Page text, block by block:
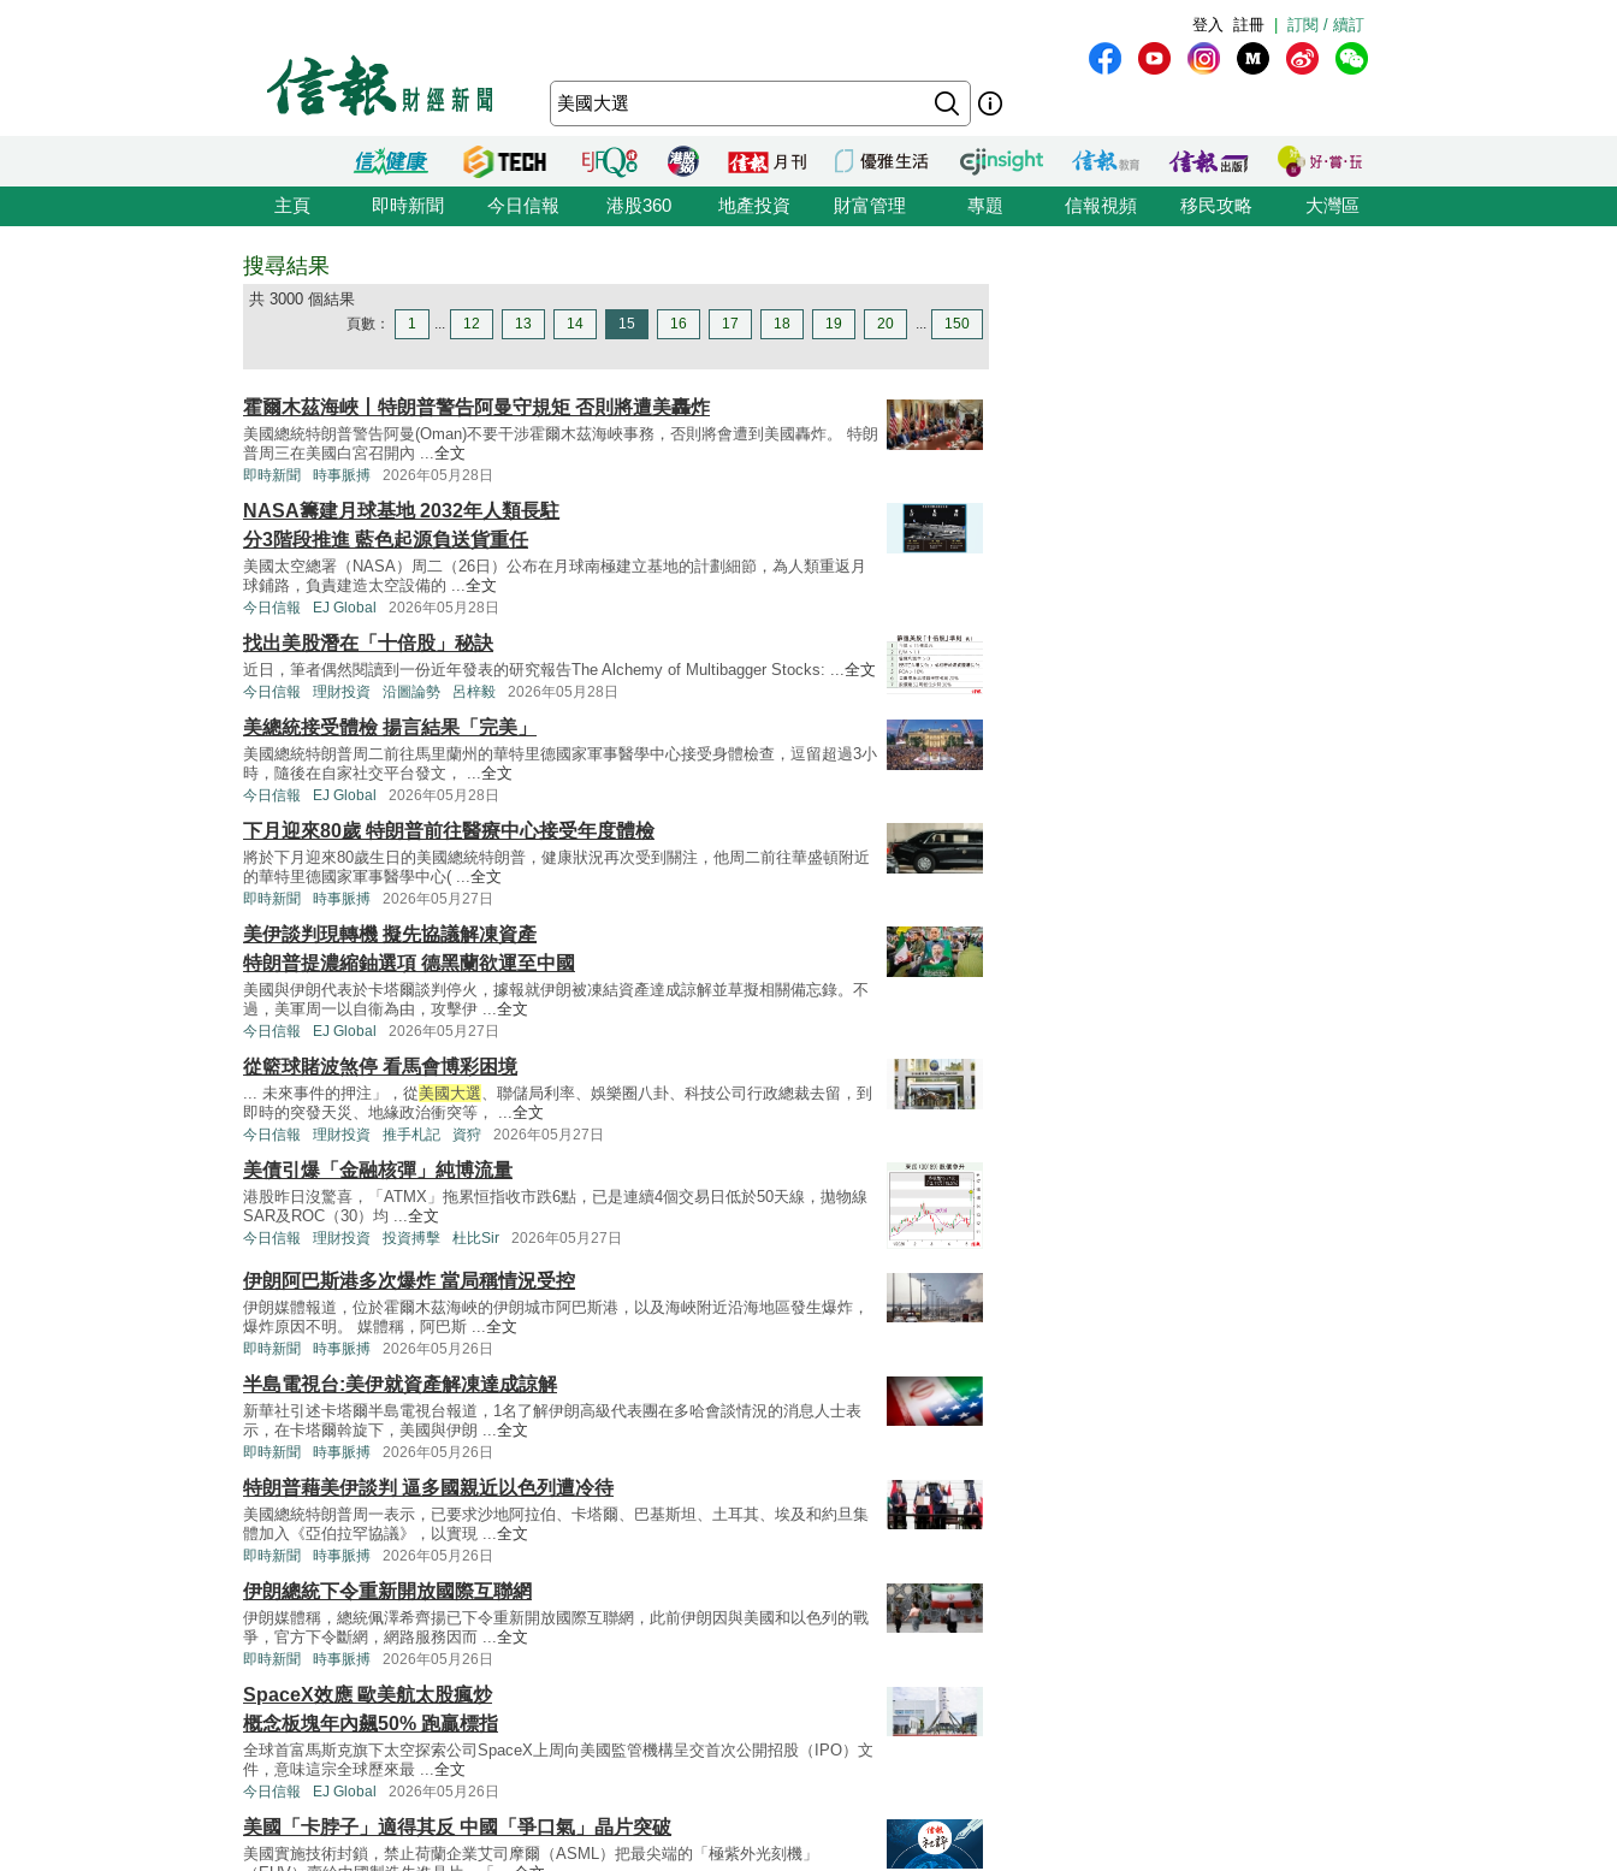
訂閱 / 續訂
註冊
登入
主頁 即時新聞 今日信報 港股360 地產投資 財富管理 專題 信報視頻 移民攻略 大灣區
搜尋結果
共 3000 個結果
頁數： 1 ... 12 13 14 15 16 17 18 19 20 ... 150
霍爾木茲海峽丨特朗普警告阿曼守規矩 否則將遭美轟炸
美國總統特朗普警告阿曼(Oman)不要干涉霍爾木茲海峽事務，否則將會遭到美國轟炸。 特朗
普周三在美國白宮召開內 ...全文
即時新聞 時事脈搏 2026年05月28日
NASA籌建月球基地 2032年人類長駐
分3階段推進 藍色起源負送貨重任
美國太空總署（NASA）周二（26日）公布在月球南極建立基地的計劃細節，為人類重返月
球鋪路，負責建造太空設備的 ...全文
今日信報 EJ Global 2026年05月28日
找出美股潛在「十倍股」秘訣
近日，筆者偶然閱讀到一份近年發表的研究報告The Alchemy of Multibagger Stocks: ...全文
今日信報 理財投資 沿圖論勢 呂梓毅 2026年05月28日
美總統接受體檢 揚言結果「完美」
美國總統特朗普周二前往馬里蘭州的華特里德國家軍事醫學中心接受身體檢查，逗留超過3小
時，隨後在自家社交平台發文， ...全文
今日信報 EJ Global 2026年05月28日
下月迎來80歲 特朗普前往醫療中心接受年度體檢
將於下月迎來80歲生日的美國總統特朗普，健康狀況再次受到關注，他周二前往華盛頓附近
的華特里德國家軍事醫學中心( ...全文
即時新聞 時事脈搏 2026年05月27日
美伊談判現轉機 擬先協議解凍資產
特朗普提濃縮鈾選項 德黑蘭欲運至中國
美國與伊朗代表於卡塔爾談判停火，據報就伊朗被凍結資產達成諒解並草擬相關備忘錄。不
過，美軍周一以自衞為由，攻擊伊 ...全文
今日信報 EJ Global 2026年05月27日
從籃球賭波煞停 看馬會博彩困境
... 未來事件的押注」，從美國大選、聯儲局利率、娛樂圈八卦、科技公司行政總裁去留，到
即時的突發天災、地緣政治衝突等， ...全文
今日信報 理財投資 推手札記 資狩 2026年05月27日
美債引爆「金融核彈」純博流量
港股昨日沒驚喜，「ATMX」拖累恒指收市跌6點，已是連續4個交易日低於50天線，拋物線
SAR及ROC（30）均 ...全文
今日信報 理財投資 投資搏擊 杜比Sir 2026年05月27日
伊朗阿巴斯港多次爆炸 當局稱情況受控
伊朗媒體報道，位於霍爾木茲海峽的伊朗城市阿巴斯港，以及海峽附近沿海地區發生爆炸，
爆炸原因不明。 媒體稱，阿巴斯 ... 全文
即時新聞 時事脈搏 2026年05月26日
半島電視台:美伊就資產解凍達成諒解
新華社引述卡塔爾半島電視台報道，1名了解伊朗高級代表團在多哈會談情況的消息人士表
示，在卡塔爾斡旋下，美國與伊朗 ... 全文
即時新聞 時事脈搏 2026年05月26日
特朗普藉美伊談判 逼多國親近以色列遭冷待
美國總統特朗普周一表示，已要求沙地阿拉伯、卡塔爾、巴基斯坦、土耳其、埃及和約旦集
體加入《亞伯拉罕協議》，以實現 ... 全文
即時新聞 時事脈搏 2026年05月26日
伊朗總統下令重新開放國際互聯網
伊朗媒體稱，總統佩澤希齊揚已下令重新開放國際互聯網，此前伊朗因與美國和以色列的戰
爭，官方下令斷網，網路服務因而 ... 全文
即時新聞 時事脈搏 2026年05月26日
SpaceX效應 歐美航太股瘋炒
概念板塊年內飆50% 跑贏標指
全球首富馬斯克旗下太空探索公司SpaceX上周向美國監管機構呈交首次公開招股（IPO）文
件，意味這宗全球歷來最 ... 全文
今日信報 EJ Global 2026年05月26日
美國「卡脖子」適得其反 中國「爭口氣」晶片突破
美國實施技術封鎖，禁止荷蘭企業艾司摩爾（ASML）把最尖端的「極紫外光刻機」